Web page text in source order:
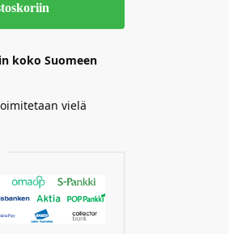
koko Suomeen
vielä